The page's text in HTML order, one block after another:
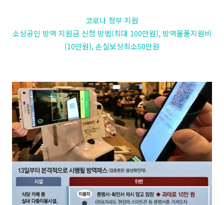
코로나 정부 지원
소상공인 방역 지원금 신청 방법(최대 100만원), 방역물품지원비
(10만원), 손실보상최소50만원